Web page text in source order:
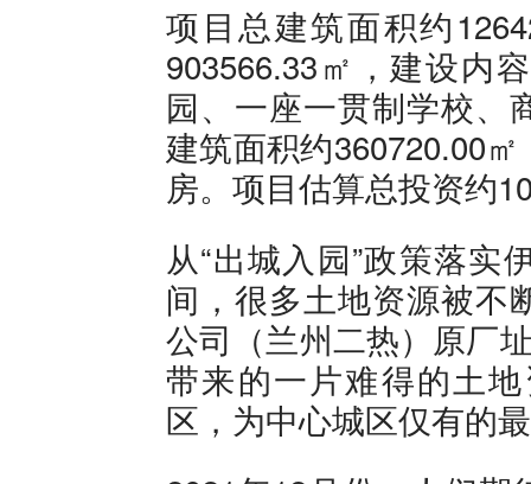
项目总建筑面积约
903566.33㎡，建设内
园、一座一贯制学校、
建筑面积约360720.00
房。项目估算总投资约
从“出城入园”政策落实
间，很多土地资源被不
公司（兰州二热）原厂
带来的一片难得的土
区，为中心城区仅有的